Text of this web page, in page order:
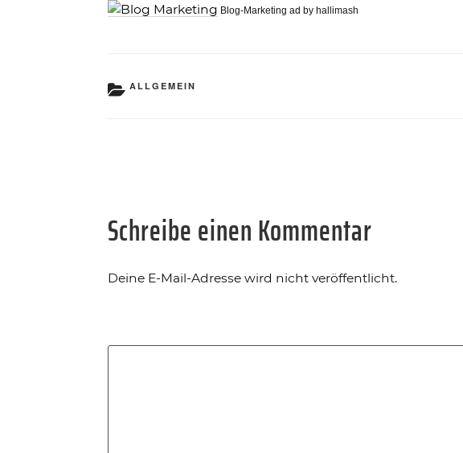
Blog-Marketing ad by hallimash
KATEGORIEN
ALLGEMEIN
Schreibe einen Kommentar
Deine E-Mail-Adresse wird nicht veröffentlicht.